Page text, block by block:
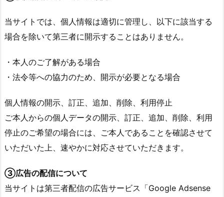
当サイトでは、個人情報は適切に管理し、以下に該当する
場合を除いて第三者に開示することはありません。
・本人のご了解がある場合
・法令等への協力のため、開示が必要となる場合
個人情報の開示、訂正、追加、削除、利用停止
ご本人からの個人データの開示、訂正、追加、削除、利用
停止のご希望の場合には、ご本人であることを確認させて
いただいた上、速やかに対応させていただきます。
③広告の配信について
当サイトは第三者配信の広告サービス「Google Adsense